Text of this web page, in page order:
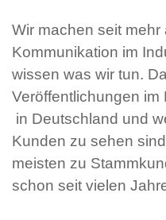
Wir machen seit
Kommunikation im
wissen was wir tun.
Veröffentlichungen im
in Deutschland und
Kunden zu sehen
meisten zu
schon seit vielen